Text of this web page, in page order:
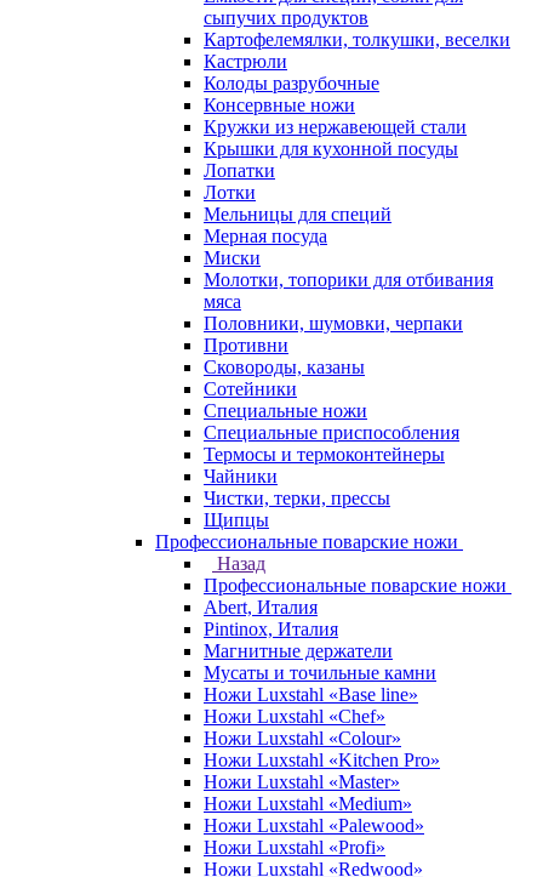
сыпучих продуктов
Картофелемялки, толкушки, веселки
Кастрюли
Колоды разрубочные
Консервные ножи
Кружки из нержавеющей стали
Крышки для кухонной посуды
Лопатки
Лотки
Мельницы для специй
Мерная посуда
Миски
Молотки, топорики для отбивания
мяса
Половники, шумовки, черпаки
Противни
Сковороды, казаны
Сотейники
Специальные ножи
Специальные приспособления
Термосы и термоконтейнеры
Чайники
Чистки, терки, прессы
Щипцы
Профессиональные поварские ножи
Назад
Профессиональные поварские ножи
Abert, Италия
Pintinox, Италия
Магнитные держатели
Мусаты и точильные камни
Ножи Luxstahl «Base line»
Ножи Luxstahl «Chef»
Ножи Luxstahl «Colour»
Ножи Luxstahl «Kitchen Pro»
Ножи Luxstahl «Master»
Ножи Luxstahl «Medium»
Ножи Luxstahl «Palewood»
Ножи Luxstahl «Profi»
Ножи Luxstahl «Redwood»